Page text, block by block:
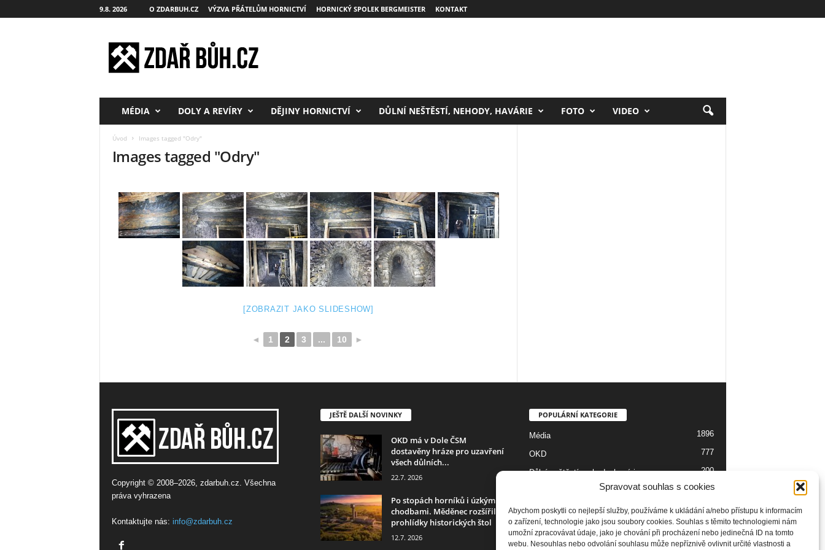
Spravovat souhlas s cookies
Abychom poskytli co nejlepší služby, používáme k ukládání a/nebo přístupu k informacím
o zařízení, technologie jako jsou soubory cookies. Souhlas s těmito technologiemi nám
umožní zpracovávat údaje, jako je chování při procházení nebo jedinečná ID na tomto
webu. Nesouhlas nebo odvolání souhlasu může nepříznivě ovlivnit určité vlastnosti a
9.8. 2026 O ZDARBUH.CZ VÝZVA PŘÁTELŮM HORNICTVÍ HORNICKÝ SPOLEK BERGMEISTER KONTAKT
MÉDIA DOLY A REVÍRY DĚJINY HORNICTVÍ DŮLNÍ NEŠTĚSTÍ, NEHODY, HAVÁRIE FOTO VIDEO
Úvod Images tagged "Odry"
Images tagged "Odry"
[ZOBRAZIT JAKO SLIDESHOW]
◄ 1 2 3 ... 10 ►
Copyright © 2008–2026, zdarbuh.cz. Všechna
práva vyhrazena
Kontaktujte nás: info@zdarbuh.cz
JEŠTĚ DALŠÍ NOVINKY
OKD má v Dole ČSM
dostavěny hráze pro uzavření
všech důlních...
22.7. 2026
Po stopách horníků i úzkými
chodbami. Měděnec rozšířil
prohlídky historických štol
12.7. 2026
POPULÁRNÍ KATEGORIE
Média 1896
OKD 777
Důlní neštěstí, nehody, havárie 200
139
Diamo 137
Historie 129
RD Jeseník 99